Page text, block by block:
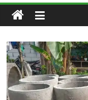
Precast
di